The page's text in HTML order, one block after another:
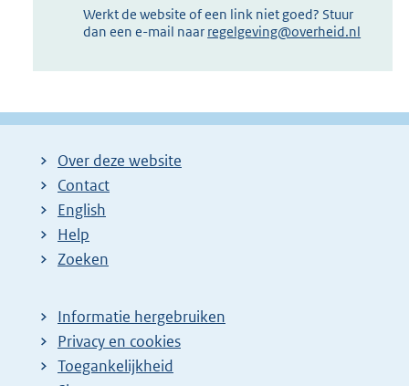
Werkt de website of een link niet goed? Stuur
dan een e-mail naar regelgeving@overheid.nl
Over deze website
Contact
English
Help
Zoeken
Informatie hergebruiken
Privacy en cookies
Toegankelijkheid